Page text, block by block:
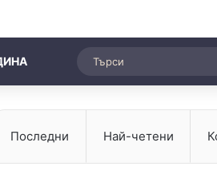
Последни Най-четени